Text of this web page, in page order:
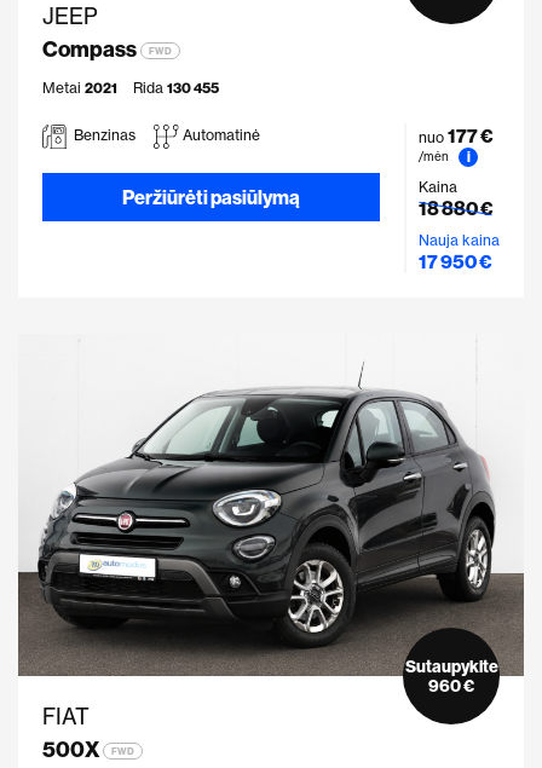
JEEP
Compass
FWD
Metai 2021 Rida 130 455
Benzinas Automatinė
Peržiūrėti pasiūlymą
nuo 177 €
/mėn
i
Kaina
18 880 €
Nauja kaina
17 950 €
FIAT
500X
FWD
Sutaupykite
960 €